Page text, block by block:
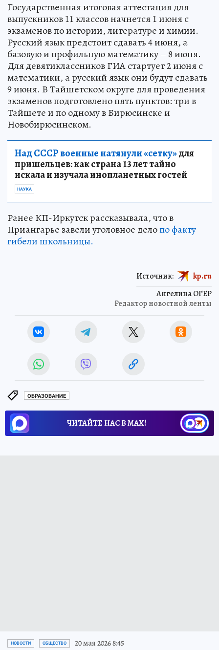
Государственная итоговая аттестация для
выпускников 11 классов начнется 1 июня с
экзаменов по истории, литературе и химии.
Русский язык предстоит сдавать 4 июня, а
базовую и профильную математику – 8 июня.
Для девятиклассников ГИА стартует 2 июня с
математики, а русский язык они будут сдавать
9 июня. В Тайшетском округе для проведения
экзаменов подготовлено пять пунктов: три в
Тайшете и по одному в Бирюсинске и
Новобирюсинском.
Над СССР военные натянули «сетку»для
пришельцев: как страна 13 лет тайно
искала и изучала инопланетных гостей
НАУКА
Ранее КП-Иркутск рассказывала, что в
Приангарье завели уголовное делопо факту
гибели школьницы.
Ангелина ОГЕР
Редактор новостной ленты
Источник: kp.ru
ОБРАЗОВАНИЕ
ЧИТАЙТЕ НАС В МАХ!
НОВОСТИ ОБЩЕСТВО 20 мая 2026 8:45